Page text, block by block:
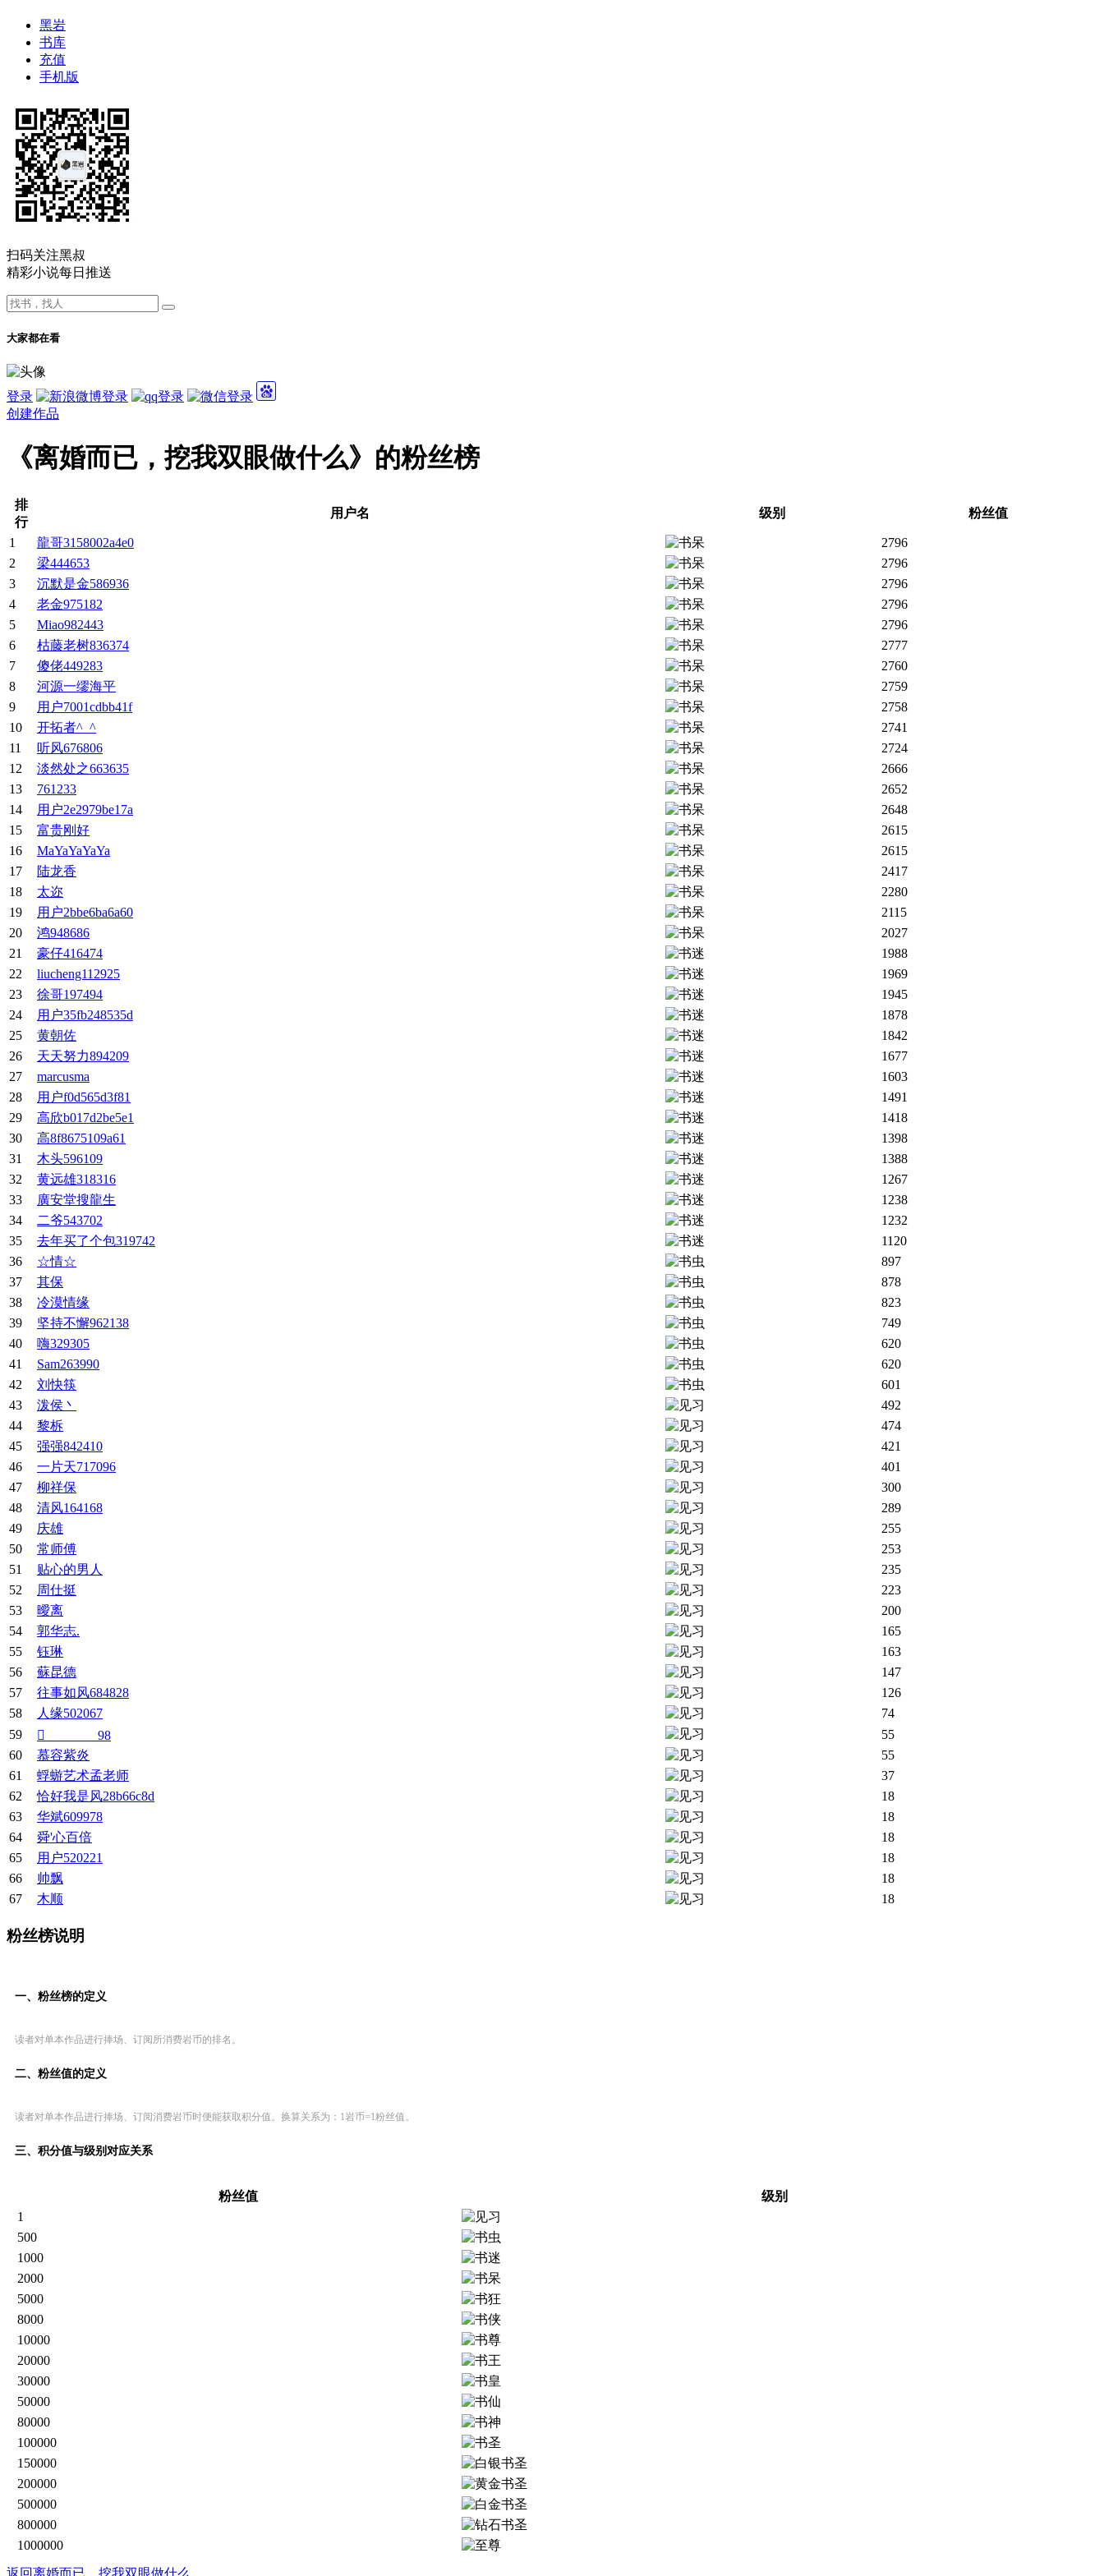
黑岩
书库
充值
手机版
扫码关注黑叔
精彩小说每日推送
大家都在看
登录
创建作品
《离婚而已，挖我双眼做什么》的粉丝榜
排
行
用户名 级别 粉丝值
1 龍哥3158002a4e0
2796
2
梁444653
2796
3
沉默是金586936
2796
4
老金975182
2796
5
Miao982443
2796
6
枯藤老树836374
2777
7
傻佬449283
2760
8
河源一缪海平
2759
9
用户7001cdbb41f
2758
10
开拓者^_^
2741
11
听风676806
2724
12
淡然处之663635
2666
13
761233
2652
14
用户2e2979be17a
2648
15
富贵刚好
2615
16
MaYaYaYaYa
2615
17
陆龙香
2417
18
太迩
2280
19
用户2bbe6ba6a60
2115
20
鸿948686
2027
21
豪仔416474
1988
22
liucheng112925
1969
23
徐哥197494
1945
24
用户35fb248535d
1878
25
黄朝佐
1842
26
天天努力894209
1677
27
marcusma
1603
28
用户f0d565d3f81
1491
29
高欣b017d2be5e1
1418
30
高8f8675109a61
1398
31
木头596109
1388
32
黄远雄318316
1267
33
廣安堂搜龍生
1238
34
二爷543702
1232
35
去年买了个包319742
1120
36
☆情☆
897
37
其保
878
38
冷漠情缘
823
39
坚持不懈962138
749
40
嗨329305
620
41
Sam263990
620
42
刘快筷
601
43
泼侯丶
492
44
黎柝
474
45
强强842410
421
46
一片天717096
401
47
柳祥保
300
48
清风164168
289
49
庆雄
255
50
常师傅
253
51
贴心的男人
235
52
周仕挺
223
53
曖离
200
54
郭华志.
165
55
钰琳
163
56
蘇昆德
147
57
往事如风684828
126
58
人缘502067
74
59
________98
55
60
慕容紫炎
55
61
蜉蝣艺术孟老师
37
62
恰好我是风28b66c8d
18
63
华斌609978
18
64
舜'心百倍
18
65
用户520221
18
66
帅飘
18
67
木顺 18
粉丝榜说明
一、粉丝榜的定义
读者对单本作品进行捧场、订阅所消费岩币的排名。
二、粉丝值的定义
读者对单本作品进行捧场、订阅消费岩币时便能获取积分值。换算关系为：1岩币=1粉丝值。
三、积分值与级别对应关系
粉丝值
级别
1
500
1000
2000
5000
8000
10000
20000
30000
50000
80000
100000
150000
200000
500000
800000
1000000